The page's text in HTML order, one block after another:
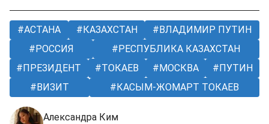
АСТАНА КАЗАХСТАН
ВЛАДИМИР ПУТИН
РОССИЯ
РЕСПУБЛИКА КАЗАХСТАН
ПРЕЗИДЕНТ
ТОКАЕВ МОСКВА
ПУТИН
ВИЗИТ
КАСЫМ-ЖОМАРТ ТОКАЕВ
Александра Ким